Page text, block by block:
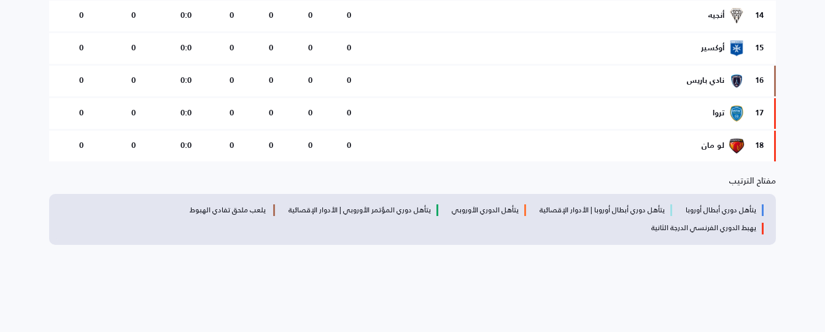
14 أنجيه 0
0
0
0
0:0
0
0
15 أوكسير 0
0
0
0
0:0
0
0
16 نادي باريس 0
0
0
0
0:0
0
0
17 تروا 0
0
0
0
0:0
0
0
18 لو مان 0
0
0
0
0:0
0
0
مفتاح الترتيب
يتأهل دوري أبطال أوروبا يتأهل دوري أبطال أوروبا | الأدوار الإقصائية يتأهل الدوري الأوروبي يتأهل دوري المؤتمر الأوروبي | الأدوار الإقصائية
يلعب ملحق تفادي الهبوط
يهبط الدوري الفرنسي الدرجة الثانية